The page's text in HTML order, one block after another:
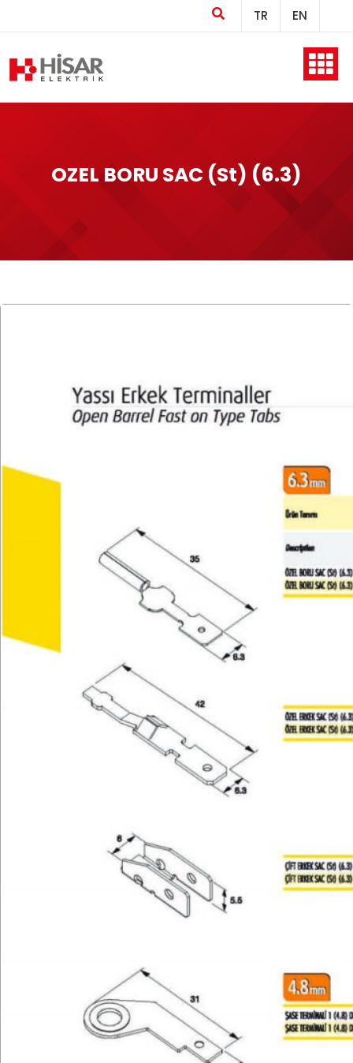
Kurumsal
Ürünler
Üretim
Teknik Bilgiler
TR EN
OZEL BORU SAC (St) (6.3)